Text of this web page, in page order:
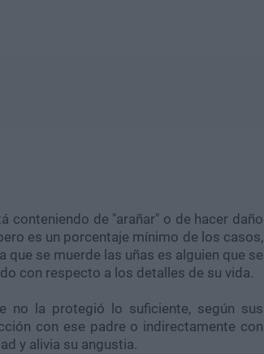
conteniendo de "arañar" o de hacer daño
es un porcentaje mínimo de los casos,
se muerde las uñas es alguien que se
con respecto a los detalles de su vida.
no la protegió lo suficiente, según sus
con ese padre o indirectamente con
y alivia su angustia.